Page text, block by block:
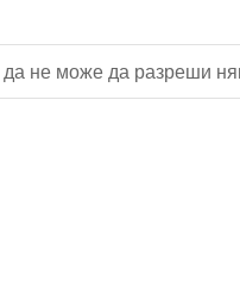
не може да разреши